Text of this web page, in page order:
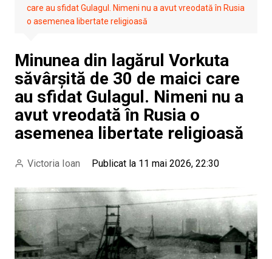
care au sfidat Gulagul. Nimeni nu a avut vreodată în Rusia
o asemenea libertate religioasă
Minunea din lagărul Vorkuta
săvârșită de 30 de maici care
au sfidat Gulagul. Nimeni nu a
avut vreodată în Rusia o
asemenea libertate religioasă
Victoria Ioan Publicat la 11 mai 2026, 22:30